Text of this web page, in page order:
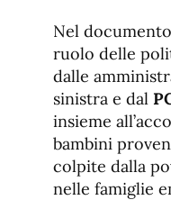
Nel
ruolo delle
dalle
sinistra e dal
insieme
bambini
colpite dalla
nelle famiglie